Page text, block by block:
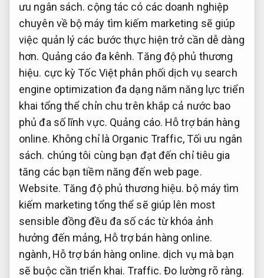
ưu ngân sách. cộng tác có các doanh nghiệp
chuyên về bộ máy tìm kiếm marketing sẽ giúp
việc quản lý các bước thực hiện trở cần dễ dàng
hơn. Quảng cáo đa kênh. Tăng độ phủ thương
hiệu. cực kỳ Tốc Việt phân phối dịch vụ search
engine optimization đa dạng năm năng lực triển
khai tổng thể chỉn chu trên khắp cả nước bao
phủ đa số lĩnh vực. Quảng cáo. Hỗ trợ bán hàng
online. Không chỉ là Organic Traffic,Tối ưu ngân
sách. chúng tôi cùng bạn đạt đến chỉ tiêu gia
tăng các bạn tiềm năng đến web page.
Website. Tăng độ phủ thương hiệu. bộ máy tìm
kiếm marketing tổng thể sẽ giúp lên most
sensible đồng đều đa số các từ khóa ảnh
hưởng đến mảng, Hỗ trợ bán hàng online.
ngành, Hỗ trợ bán hàng online. dịch vụ mà bạn
sẽ buộc cần triển khai.Traffic. Đo lường rõ ràng.